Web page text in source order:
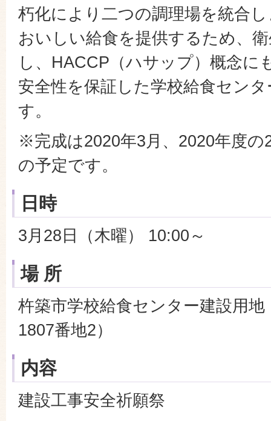
朽化により二つの調理場を統合
おいしい給食を提供するため、
し、HACCP（ハサップ）概念に
安全性を保証した学校給食セン
す。
※完成は2020年3月、2020年度の
の予定です。
日時
3月28日（木曜） 10:00～
場 所
杵築市学校給食センター建設用地
1807番地2）
内容
建設工事安全祈願祭